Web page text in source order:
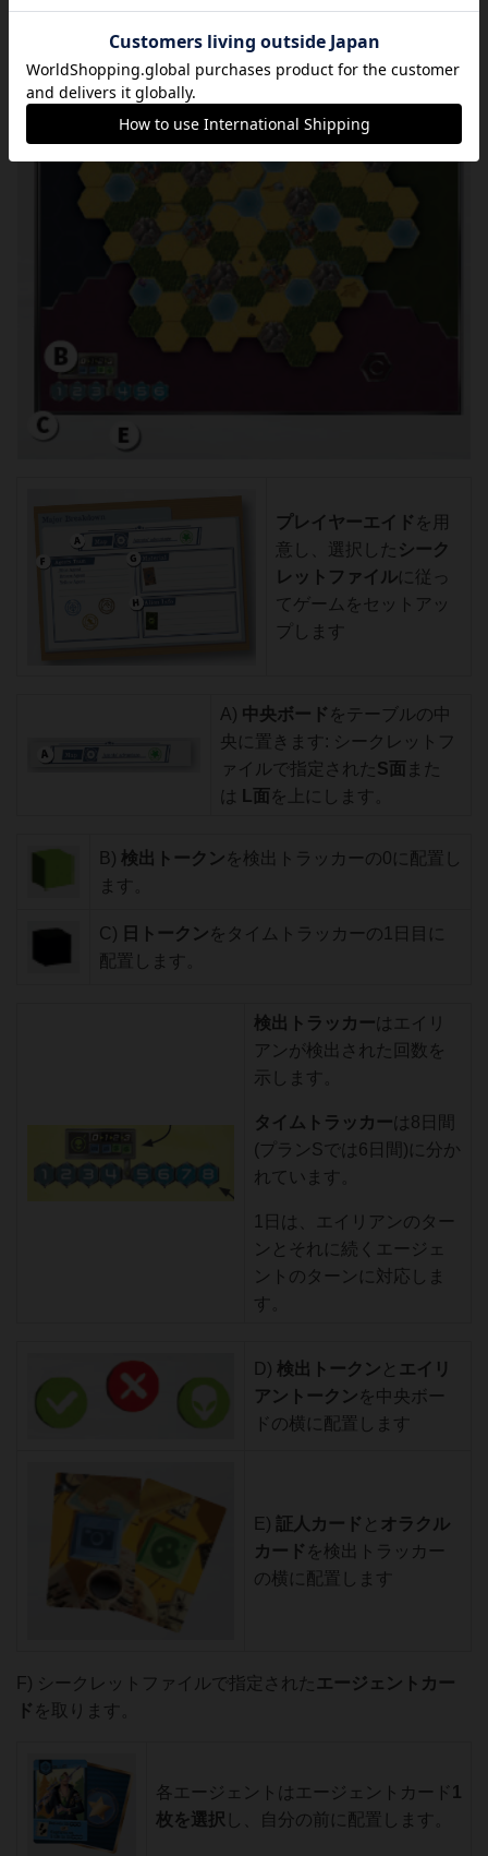
プレイヤーエイド を用
意し、選択した
シーク
レットファイルに従っ
てゲームをセットアッ
プします
A) 中央ボード をテーブルの中
央に置きます: シークレットフ
ァイルで指定された S面 また
は L面 を上にします。
B) 検出トークン を検出トラッカーの0に配置し
ます。
C) 日トークン をタイムトラッカーの1日目に
配置します。
検出トラッカーはエイリ
アンが検出された回数を
示します。
タイムトラッカーは8日間
(プランSでは6日間)に分か
れています。
1日は、エイリアンのター
ンとそれに続くエージェ
ントのターンに対応しま
す。
D) 検出トークン と エイリ
アントークン を中央ボー
ドの横に配置します
E) 証人カード と オラクル
カード を検出トラッカー
の横に配置します
F) シークレットファイルで指定された エージェントカー
ド を取ります。
各エージェントはエージェントカード 1
枚を選択 し、自分の前に配置します。